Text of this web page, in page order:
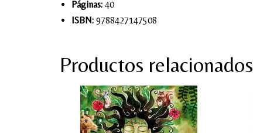
Páginas: 40
ISBN: 9788427147508
Productos relacionados